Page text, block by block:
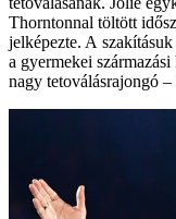
Thorntonnal töltött
jelképezte. A
a gyermekei
nagy tetoválásrajongó